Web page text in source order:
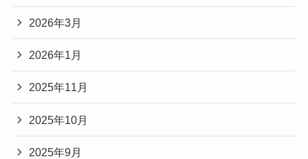
2026年3月
2026年1月
2025年11月
2025年10月
2025年9月